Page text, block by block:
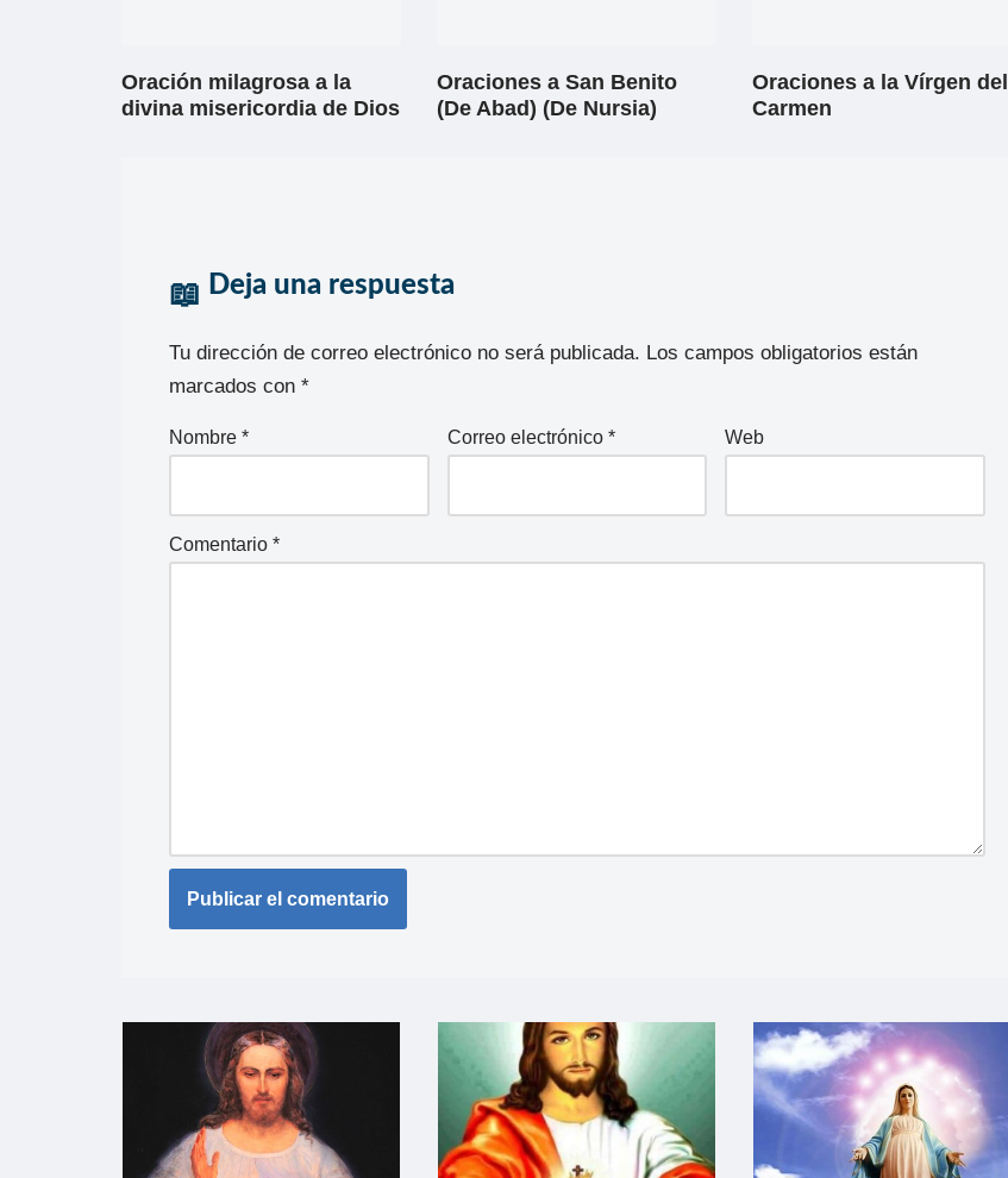
Oración milagrosa a la
divina misericordia de Dios
Oraciones a San Benito
(De Abad) (De Nursia)
Oraciones a la Vírgen del
Carmen
Deja una respuesta
Tu dirección de correo electrónico no será publicada. Los campos obligatorios están
marcados con *
Nombre * Correo electrónico * Web
Comentario *